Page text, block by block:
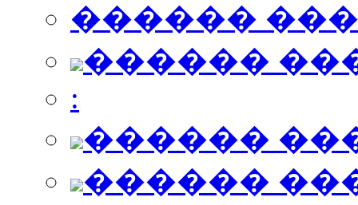
������
������
:
������
������